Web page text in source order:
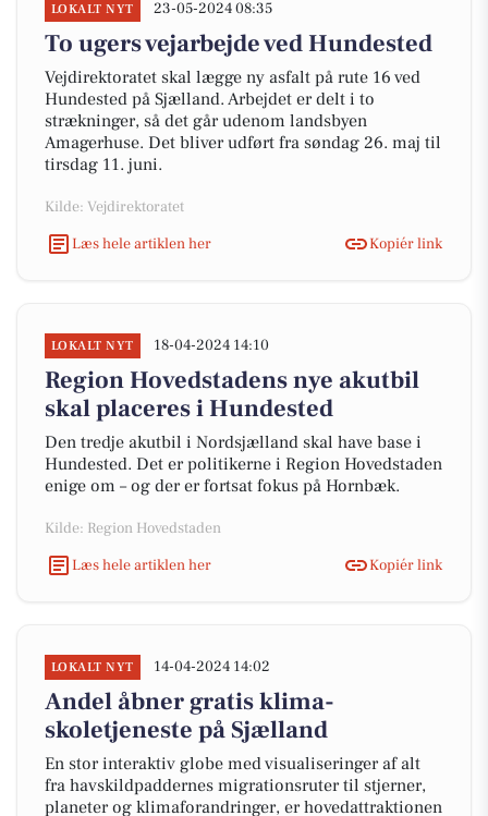
LOKALT NYT 23-05-2024 08:35
To ugers vejarbejde ved Hundested
Vejdirektoratet skal lægge ny asfalt på rute 16 ved
Hundested på Sjælland. Arbejdet er delt i to
strækninger, så det går udenom landsbyen
Amagerhuse. Det bliver udført fra søndag 26. maj til
tirsdag 11. juni.
Kilde: Vejdirektoratet
Læs hele artiklen her
Kopiér link
LOKALT NYT 18-04-2024 14:10
Region Hovedstadens nye akutbil
skal placeres i Hundested
Den tredje akutbil i Nordsjælland skal have base i
Hundested. Det er politikerne i Region Hovedstaden
enige om – og der er fortsat fokus på Hornbæk.
Kilde: Region Hovedstaden
Læs hele artiklen her
Kopiér link
LOKALT NYT 14-04-2024 14:02
Andel åbner gratis klima-
skoletjeneste på Sjælland
En stor interaktiv globe med visualiseringer af alt
fra havskildpaddernes migrationsruter til stjerner,
planeter og klimaforandringer, er hovedattraktionen